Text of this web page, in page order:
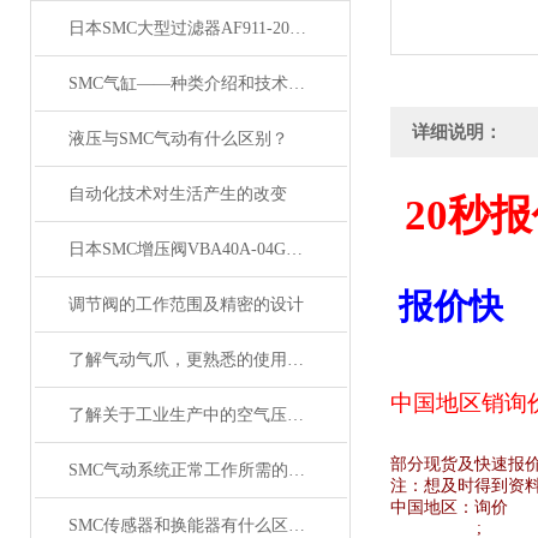
日本SMC大型过滤器AF911-20和AF60-10的区别
SMC气缸——种类介绍和技术资料
液压与SMC气动有什么区别？
自动化技术对生活产生的改变
日本SMC增压阀VBA40A-04GN和VBA42A-04GN 及VBA43A-04GN
调节阀的工作范围及精密的设计
了解气动气爪，更熟悉的使用SMC齐气动气爪
了解关于工业生产中的空气压缩机应用
SMC气动系统正常工作所需的技术要求
SMC传感器和换能器有什么区别？
详细说明：
20秒
报价快
中国地区销询
部分现货及快速报
注：想及时得到资
中国地区： 询价
;